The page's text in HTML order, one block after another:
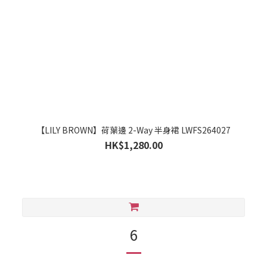
【LILY BROWN】荷葉邊 2-Way 半身裙 LWFS264027
HK$1,280.00
6